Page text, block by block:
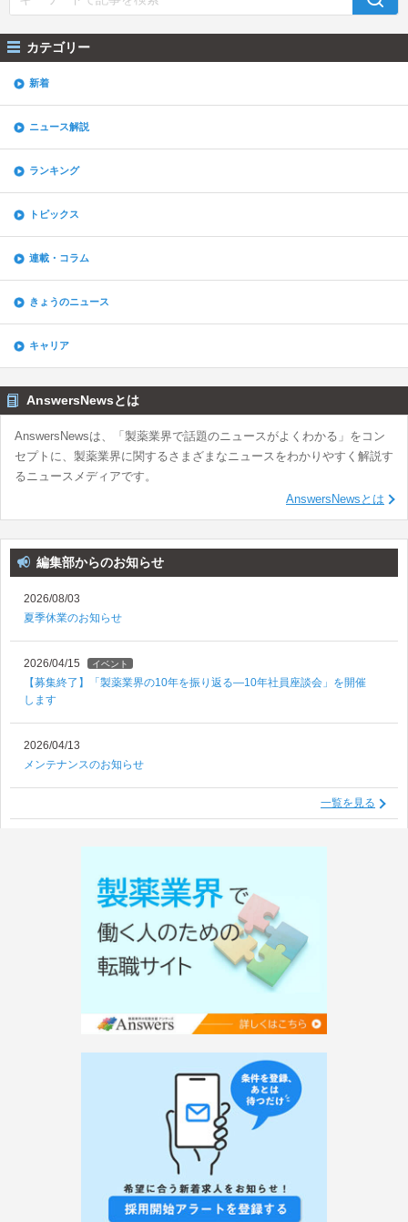
カテゴリー
新着
ニュース解説
ランキング
トピックス
連載・コラム
きょうのニュース
キャリア
AnswersNewsとは
AnswersNewsは、「製薬業界で話題のニュースがよくわかる」をコン
セプトに、製薬業界に関するさまざまなニュースをわかりやすく解説す
るニュースメディアです。
AnswersNewsとは
編集部からのお知らせ
2026/08/03
夏季休業のお知らせ
2026/04/15 イベント
【募集終了】「製薬業界の10年を振り返る―10年社員座談会」を開催
します
2026/04/13
メンテナンスのお知らせ
一覧を見る